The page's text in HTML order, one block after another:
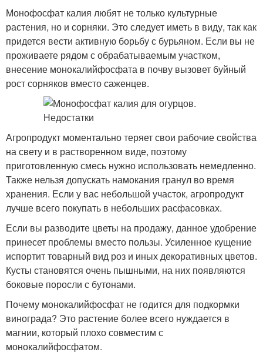
Монофосфат калия любят не только культурные
растения, но и сорняки. Это следует иметь в виду, так как
придется вести активную борьбу с бурьяном. Если вы не
проживаете рядом с обрабатываемым участком,
внесение монокалийфосфата в почву вызовет буйный
рост сорняков вместо саженцев.
Агропродукт моментально теряет свои рабочие свойства
на свету и в растворенном виде, поэтому
приготовленную смесь нужно использовать немедленно.
Также нельзя допускать намокания гранул во время
хранения. Если у вас небольшой участок, агропродукт
лучше всего покупать в небольших расфасовках.
Если вы разводите цветы на продажу, данное удобрение
принесет проблемы вместо пользы. Усиленное кущение
испортит товарный вид роз и иных декоративных цветов.
Кусты становятся очень пышными, на них появляются
боковые поросли с бутонами.
Почему монокалийфосфат не годится для подкормки
винограда? Это растение более всего нуждается в
магнии, который плохо совместим с
монокалийфосфатом.